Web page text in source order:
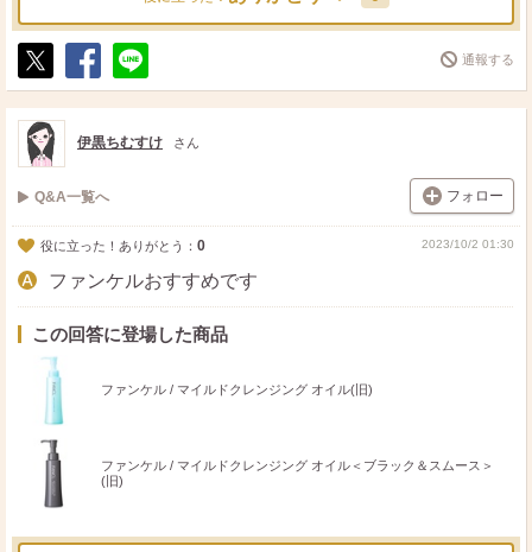
ポ
ス
ト
シ
ェ
送
る
通報する
伊黒ちむすけ さん
Q&A一覧へ フォロー
役に立った！ありがとう： 0 2023/10/2 01:30
ファンケルおすすめです
この回答に登場した商品
ファンケル / マイルドクレンジング オイル(旧)
ファンケル / マイルドクレンジング オイル＜ブラック＆スムース＞
(旧)